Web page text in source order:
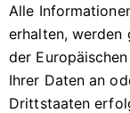
Alle
erhalten, werden
der
Ihrer Daten an
Drittstaaten